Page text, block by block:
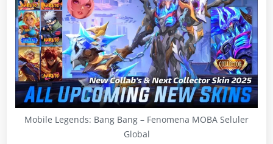
Mobile Legends: Bang Bang – Fenomena MOBA Seluler
Global